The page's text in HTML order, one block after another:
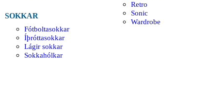
SOKKAR
Fótboltasokkar
Íþróttasokkar
Lágir sokkar
Sokkahólkar
Retro
Sonic
Wardrobe